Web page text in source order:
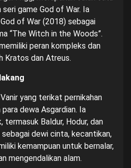
game God of War. Ia
of War (2018) sebagai
“The Witch in the Woods”.
peran kompleks dan
Kratos dan Atreus.
yang terikat pernikahan
dewa Asgardian. Ia
termasuk Baldur, Hodur, dan
sebagai dewi cinta, kecantikan,
kemampuan untuk bernalar,
mengendalikan alam.